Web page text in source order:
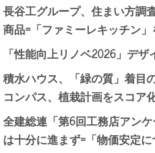
長谷工グループ、住まい方調
商品=「ファミーレキッチン
「性能向上リノベ2026」デザ
積水ハウス、「緑の質」着目
コンパス、植栽計画をスコア
全建総連「第6回工務店アン
は十分に進まず=「物価安定